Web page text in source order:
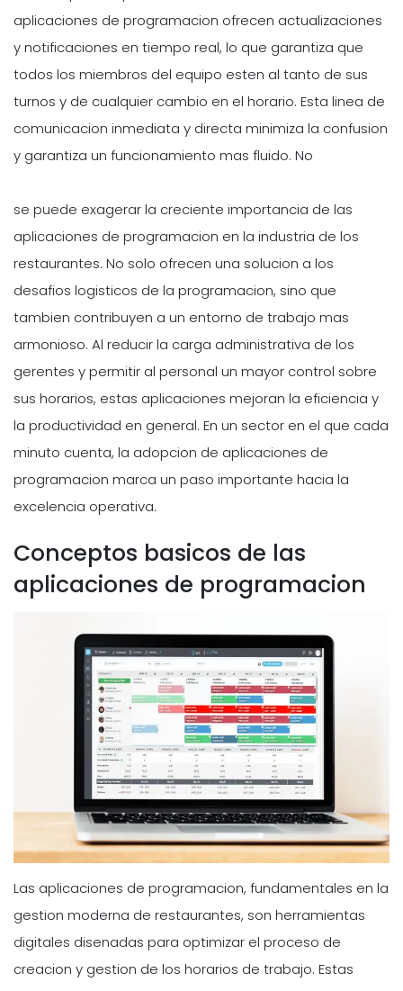
aplicaciones de programacion ofrecen actualizaciones
y notificaciones en tiempo real, lo que garantiza que
todos los miembros del equipo esten al tanto de sus
turnos y de cualquier cambio en el horario. Esta linea de
comunicacion inmediata y directa minimiza la confusion
y garantiza un funcionamiento mas fluido. No
se puede exagerar la creciente importancia de las
aplicaciones de programacion en la industria de los
restaurantes. No solo ofrecen una solucion a los
desafios logisticos de la programacion, sino que
tambien contribuyen a un entorno de trabajo mas
armonioso. Al reducir la carga administrativa de los
gerentes y permitir al personal un mayor control sobre
sus horarios, estas aplicaciones mejoran la eficiencia y
la productividad en general. En un sector en el que cada
minuto cuenta, la adopcion de aplicaciones de
programacion marca un paso importante hacia la
excelencia operativa.
Conceptos basicos de las
aplicaciones de programacion
Las aplicaciones de programacion, fundamentales en la
gestion moderna de restaurantes, son herramientas
digitales disenadas para optimizar el proceso de
creacion y gestion de los horarios de trabajo. Estas